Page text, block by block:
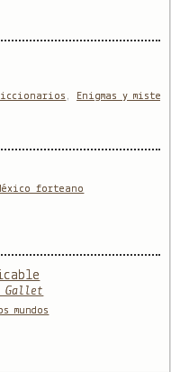
,
Enigmas y
forteano
Gallet
mundos